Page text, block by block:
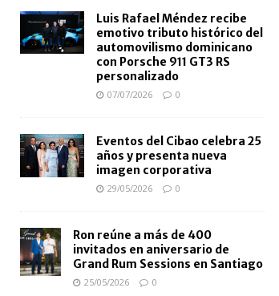
Luis Rafael Méndez recibe
emotivo tributo histórico del
automovilismo dominicano
con Porsche 911 GT3 RS
personalizado
07/07/2026 0
Eventos del Cibao celebra 25
años y presenta nueva
imagen corporativa
29/05/2026 0
Ron reúne a más de 400
invitados en aniversario de
Grand Rum Sessions en Santiago
25/05/2026 0